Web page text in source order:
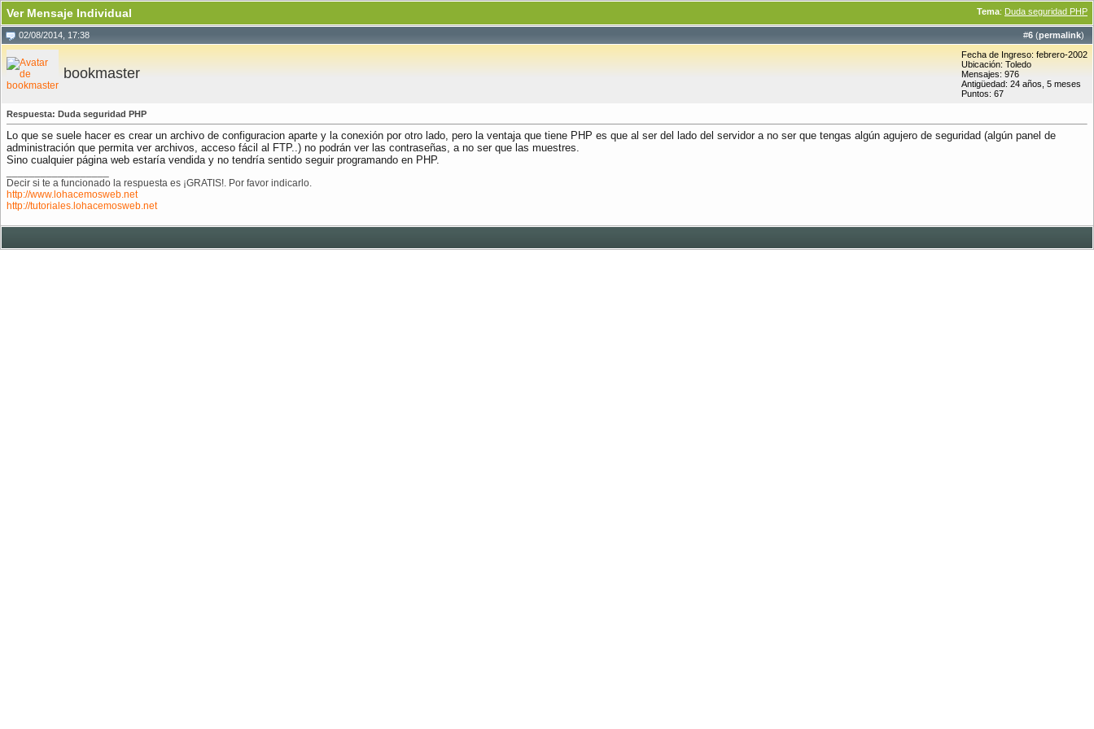
Tema: Duda seguridad PHP
Ver Mensaje Individual
#6 (permalink)
02/08/2014, 17:38
bookmaster
Fecha de Ingreso: febrero-2002
Ubicación: Toledo
Mensajes: 976
Antigüedad: 24 años, 5 meses
Puntos: 67
Respuesta: Duda seguridad PHP
Lo que se suele hacer es crear un archivo de configuracion aparte y la conexión por otro lado, pero la ventaja que tiene PHP es que al ser del lado del servidor a no ser que tengas algún agujero de seguridad (algún panel de
administración que permita ver archivos, acceso fácil al FTP..) no podrán ver las contraseñas, a no ser que las muestres.
Sino cualquier página web estaría vendida y no tendría sentido seguir programando en PHP.
Decir si te a funcionado la respuesta es ¡GRATIS!. Por favor indicarlo.
http://www.lohacemosweb.net
http://tutoriales.lohacemosweb.net